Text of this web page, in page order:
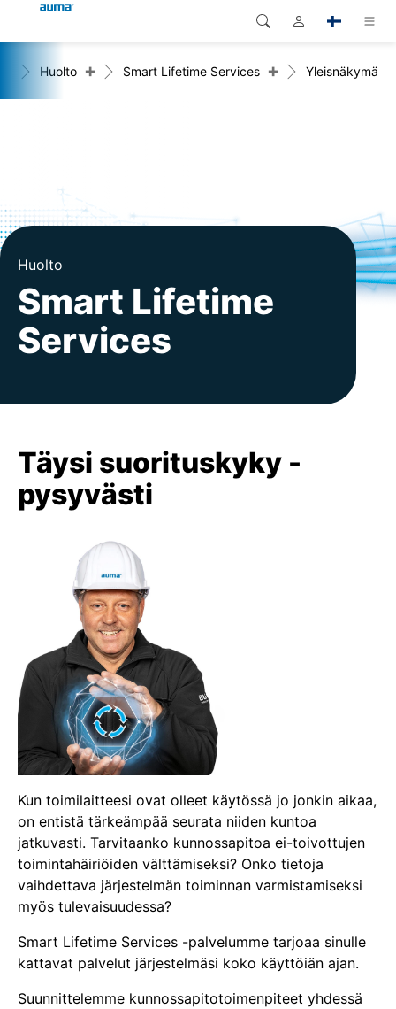
Tuotteet
Huolto
Yritys
Yhteystiedot
Global
alue
Pohjois-Amerikka
Haku
Huolto + Smart Lifetime Services + Yleisnäkymä
Huolto
Smart Lifetime
Services
Täysi suorituskyky -
pysyvästi
Kun toimilaitteesi ovat olleet käytössä jo jonkin aikaa,
on entistä tärkeämpää seurata niiden kuntoa
jatkuvasti. Tarvitaanko kunnossapitoa ei-toivottujen
toimintahäiriöiden välttämiseksi? Onko tietoja
vaihdettava järjestelmän toiminnan varmistamiseksi
myös tulevaisuudessa?
Smart Lifetime Services -palvelumme tarjoaa sinulle
kattavat palvelut järjestelmäsi koko käyttöiän ajan.
Suunnittelemme kunnossapitotoimenpiteet yhdessä